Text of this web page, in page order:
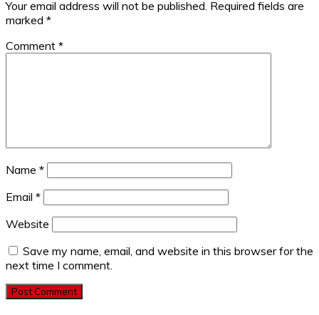
Your email address will not be published. Required fields are
marked *
Comment *
Name *
Email *
Website
Save my name, email, and website in this browser for the
next time I comment.